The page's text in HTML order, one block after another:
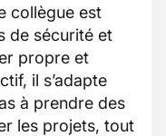
collègue est
de sécurité et
propre et
il s’adapte
à prendre des
les projets, tout